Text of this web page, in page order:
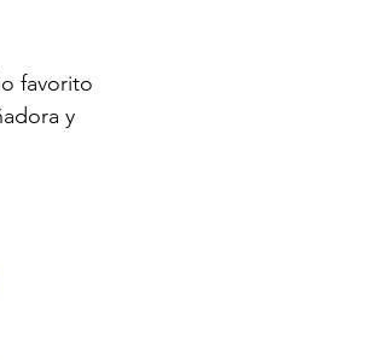
favorito
y